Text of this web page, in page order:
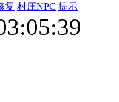
复 村庄NPC 提示